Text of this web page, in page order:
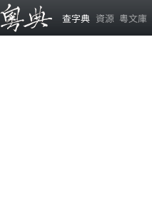
查字典 資源 粵文庫